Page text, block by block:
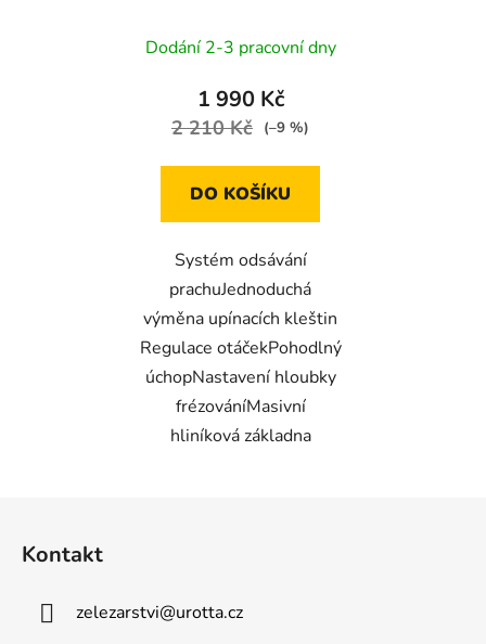
Dodání 2-3 pracovní dny
1 990 Kč
2 210 Kč (–9 %)
DO KOŠÍKU
Systém odsávání
prachuJednoduchá
výměna upínacích kleštin
Regulace otáčekPohodlný
úchopNastavení hloubky
frézováníMasivní
hliníková základna
Kontakt
zelezarstvi@urotta.cz